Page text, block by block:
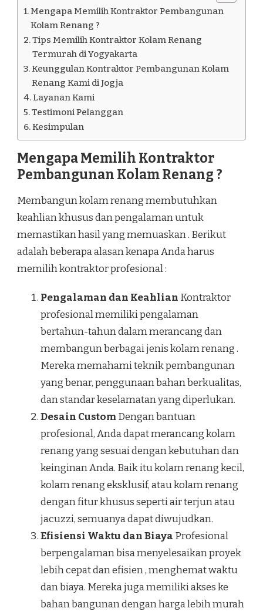
Mengapa Memilih Kontraktor Pembangunan
Kolam Renang ?
Tips Memilih Kontraktor Kolam Renang
Termurah di Yogyakarta
Keunggulan Kontraktor Pembangunan Kolam
Renang Kami di Jogja
Layanan Kami
Testimoni Pelanggan
Kesimpulan
Mengapa Memilih Kontraktor
Pembangunan Kolam Renang ?
Membangun kolam renang membutuhkan
keahlian khusus dan pengalaman untuk
memastikan hasil yang memuaskan . Berikut
adalah beberapa alasan kenapa Anda harus
memilih kontraktor profesional :
Pengalaman dan Keahlian Kontraktor
profesional memiliki pengalaman
bertahun-tahun dalam merancang dan
membangun berbagai jenis kolam renang .
Mereka memahami teknik pembangunan
yang benar, penggunaan bahan berkualitas,
dan standar keselamatan yang diperlukan.
Desain Custom Dengan bantuan
profesional, Anda dapat merancang kolam
renang yang sesuai dengan kebutuhan dan
keinginan Anda. Baik itu kolam renang kecil,
kolam renang eksklusif, atau kolam renang
dengan fitur khusus seperti air terjun atau
jacuzzi, semuanya dapat diwujudkan.
Efisiensi Waktu dan Biaya Profesional
berpengalaman bisa menyelesaikan proyek
lebih cepat dan efisien , menghemat waktu
dan biaya. Mereka juga memiliki akses ke
bahan bangunan dengan harga lebih murah